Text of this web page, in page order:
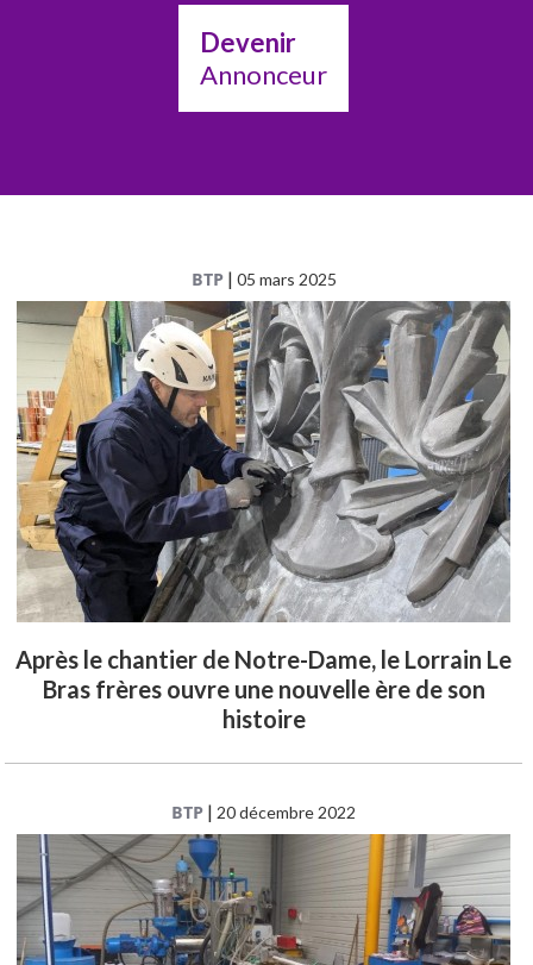
Devenir
Annonceur
BTP| 05 mars 2025
Après le chantier de Notre-Dame, le Lorrain Le
Bras frères ouvre une nouvelle ère de son
histoire
BTP | 20 décembre 2022